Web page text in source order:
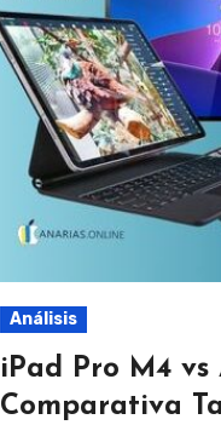
Análisis
iPad Pro M4 vs
Comparativa